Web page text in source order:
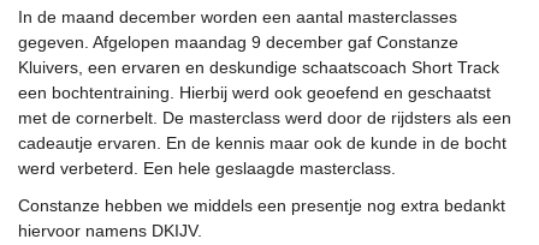
In de maand december worden een aantal masterclasses
gegeven. Afgelopen maandag 9 december gaf Constanze
Kluivers, een ervaren en deskundige schaatscoach Short Track
een bochtentraining. Hierbij werd ook geoefend en geschaatst
met de cornerbelt. De masterclass werd door de rijdsters als een
cadeautje ervaren. En de kennis maar ook de kunde in de bocht
werd verbeterd. Een hele geslaagde masterclass.
Constanze hebben we middels een presentje nog extra bedankt
hiervoor namens DKIJV.